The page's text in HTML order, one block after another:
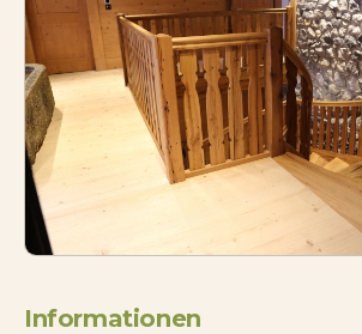
Informationen